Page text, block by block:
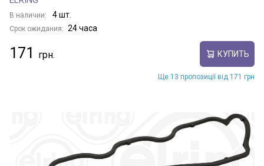
В наличии: 4 шт.
Срок ожидания: 24 часа
171 КУПИТЬ
Ще 13 пропозиції від 171 грн